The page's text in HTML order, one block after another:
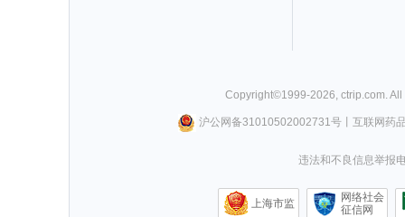
Copyright©1999-2026 ctrip.com .
沪公网备31010502002731号丨 互联网药
违法和不良信息举报
上海市监
网络社会
征信网